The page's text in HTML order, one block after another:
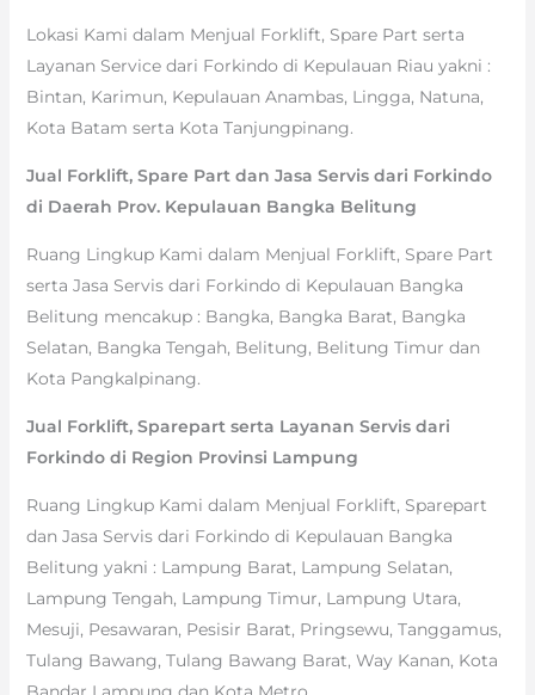
Lokasi Kami dalam Menjual Forklift, Spare Part serta
Layanan Service dari Forkindo di Kepulauan Riau yakni :
Bintan, Karimun, Kepulauan Anambas, Lingga, Natuna,
Kota Batam serta Kota Tanjungpinang.
Jual Forklift, Spare Part dan Jasa Servis dari Forkindo
di Daerah Prov. Kepulauan Bangka Belitung
Ruang Lingkup Kami dalam Menjual Forklift, Spare Part
serta Jasa Servis dari Forkindo di Kepulauan Bangka
Belitung mencakup : Bangka, Bangka Barat, Bangka
Selatan, Bangka Tengah, Belitung, Belitung Timur dan
Kota Pangkalpinang.
Jual Forklift, Sparepart serta Layanan Servis dari
Forkindo di Region Provinsi Lampung
Ruang Lingkup Kami dalam Menjual Forklift, Sparepart
dan Jasa Servis dari Forkindo di Kepulauan Bangka
Belitung yakni : Lampung Barat, Lampung Selatan,
Lampung Tengah, Lampung Timur, Lampung Utara,
Mesuji, Pesawaran, Pesisir Barat, Pringsewu, Tanggamus,
Tulang Bawang, Tulang Bawang Barat, Way Kanan, Kota